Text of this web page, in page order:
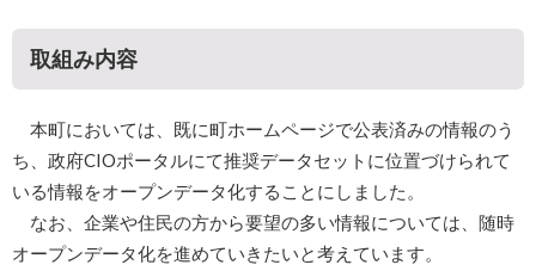
取組み内容
本町においては、既に町ホームページで公表済みの情報のう
ち、政府CIOポータルにて推奨データセットに位置づけられて
いる情報をオープンデータ化することにしました。
なお、企業や住民の方から要望の多い情報については、随時
オープンデータ化を進めていきたいと考えています。